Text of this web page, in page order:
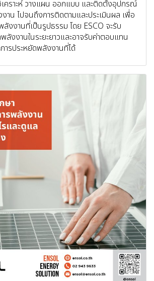
คราะห์ วางแผน ออกแบบ และติดตั้งอุปกรณ์
าน ไปจนถึงการติดตามและประเมินผล เพื่อ
ลังงานที่เป็นรูปธรรม โดย ESCO จะรับ
ลังงานในระยะยาวและอาจรับค่าตอบแทน
ารประหยัดพลังงานที่ได้